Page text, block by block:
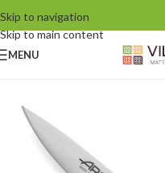
Skip to navigation
Skip to main content
MENU